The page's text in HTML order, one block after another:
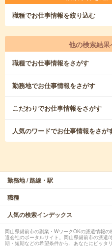
職種でお仕事情報を絞り込む
他の検索結
職種でお仕事情報をさがす
勤務地でお仕事情報をさがす
こだわりでお仕事情報をさがす
人気のワードでお仕事情報をさが
勤務地 / 路線・駅
職種
人気の検索インデックス
岡山県備前市の副業・WワークOKの派遣情報
遣会社のポータルサイト。岡山県備前市の派遣
期・短期などの希望条件から、あなたにピッタ